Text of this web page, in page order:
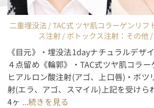
二重埋没法 / TAC式 ツヤ肌コラーゲンリフ
ス注射 / ボトックス注射：その他
《目元》・埋没法1dayナチュラルデザ
４点留め《輪郭》・TAC式ツヤ肌コラ
ヒアルロン酸注射(アゴ、上口唇)・ボツ
射(エラ、アゴ、スマイル)上記を受けら
4ヶ ...続きを見る